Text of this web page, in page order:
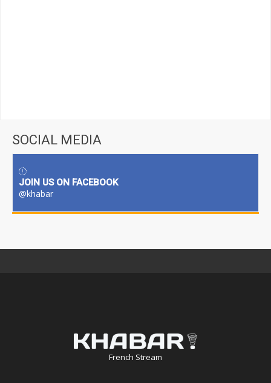
SOCIAL MEDIA
JOIN US ON FACEBOOK
@khabar
French Stream